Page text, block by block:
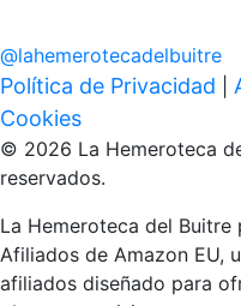
@lahemerotecadelbuitre
Política de Privacidad
Cookies
© 2026 La Hemeroteca
reservados.
La Hemeroteca del
Afiliados de Amazon EU,
afiliados diseñado para